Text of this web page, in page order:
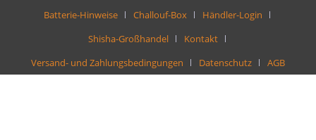
Batterie-Hinweise Challouf-Box
Händler-Login
Shisha-Großhandel
Kontakt
Versand- und Zahlungsbedingungen
Datenschutz AGB